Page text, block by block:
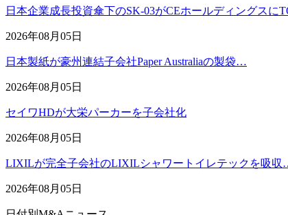
日本企業成長投資傘下のSK-03がCEホールディングスに
2026年08月05日
日本製紙が豪州連結子会社Paper Australiaの製袋…
2026年08月05日
セイワHDが大栄パーカーを子会社化
2026年08月05日
LIXILが完全子会社のLIXILシャワートイレテックを吸
2026年08月05日